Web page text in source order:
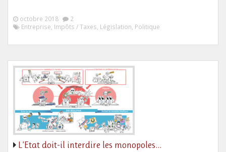
octobre 2018
2
Entreprise, Impôts / Taxes, Législation, Politique
L’Etat doit-il interdire les monopoles…